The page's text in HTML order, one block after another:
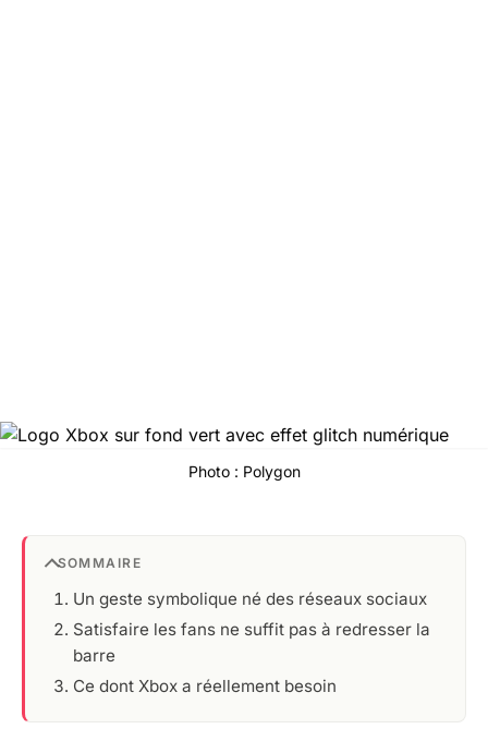
Photo : Polygon
SOMMAIRE
Un geste symbolique né des réseaux sociaux
Satisfaire les fans ne suffit pas à redresser la
barre
Ce dont Xbox a réellement besoin